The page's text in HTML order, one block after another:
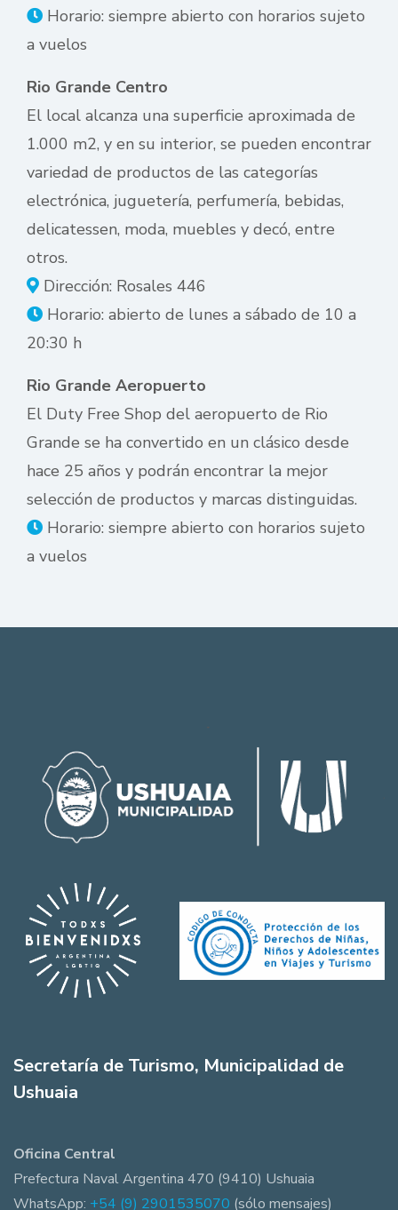
Horario: siempre abierto con horarios sujeto
a vuelos
Rio Grande Centro
El local alcanza una superficie aproximada de
1.000 m2, y en su interior, se pueden encontrar
variedad de productos de las categorías
electrónica, juguetería, perfumería, bebidas,
delicatessen, moda, muebles y decó, entre
otros.
Dirección: Rosales 446
Horario: abierto de lunes a sábado de 10 a
20:30 h
Rio Grande Aeropuerto
El Duty Free Shop del aeropuerto de Rio
Grande se ha convertido en un clásico desde
hace 25 años y podrán encontrar la mejor
selección de productos y marcas distinguidas.
Horario: siempre abierto con horarios sujeto
a vuelos
Secretaría de Turismo, Municipalidad de
Ushuaia
Oficina Central
Prefectura Naval Argentina 470 (9410) Ushuaia
WhatsApp: +54 (9) 2901535070 (sólo mensajes)